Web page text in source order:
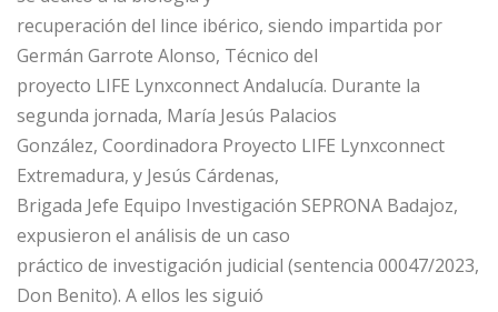
recuperación del lince ibérico, siendo impartida por
Germán Garrote Alonso, Técnico del
proyecto LIFE Lynxconnect Andalucía. Durante la
segunda jornada, María Jesús Palacios
González, Coordinadora Proyecto LIFE Lynxconnect
Extremadura, y Jesús Cárdenas,
Brigada Jefe Equipo Investigación SEPRONA Badajoz,
expusieron el análisis de un caso
práctico de investigación judicial (sentencia 00047/2023,
Don Benito). A ellos les siguió